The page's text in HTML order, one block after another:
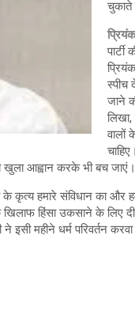
चुकाते
स्पीच
जाने
वालों
खुला आह्वान करके भी बच जाएं।
के कृत्य हमारे संविधान का
खिलाफ हिंसा उकसाने के लिए
महीने धर्म परिवर्तन